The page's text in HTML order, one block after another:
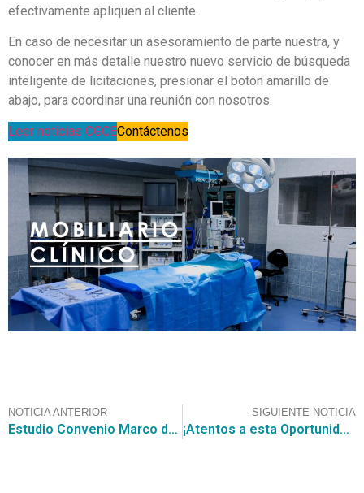
efectivamente apliquen al cliente.
En caso de necesitar un asesoramiento de parte nuestra, y
conocer en más detalle nuestro nuevo servicio de búsqueda
inteligente de licitaciones, presionar el botón amarillo de
abajo, para coordinar una reunión con nosotros.
Leer noticias CGCEContáctenos
NOTICIA ANTERIOR
Estudio Convenio Marco de Ferretería
SIGUIENTE NOTICIA
¡Atentos a esta Oportunidad De Negocio! El Servicio De Salud Araucanía Norte Hospital De Angol busca oferentes para contar con Suministros Médicos Inyectables